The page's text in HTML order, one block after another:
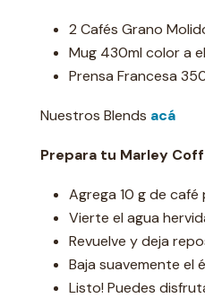
2 Cafés Grano
Mug 430ml color a
Prensa Francesa
Nuestros Blends acá
Prepara tu Marley
Agrega 10 g de café
Vierte el agua
Revuelve y deja
Baja suavemente el
Listo! Puedes